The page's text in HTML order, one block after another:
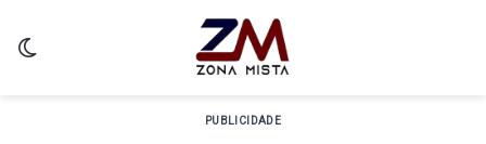
PUBLICIDADE